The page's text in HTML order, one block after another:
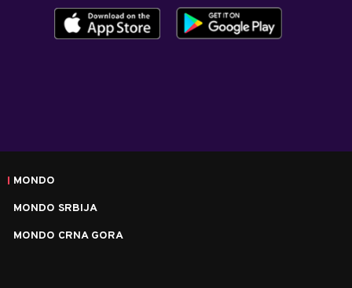
MONDO
MONDO SRBIJA
MONDO CRNA GORA